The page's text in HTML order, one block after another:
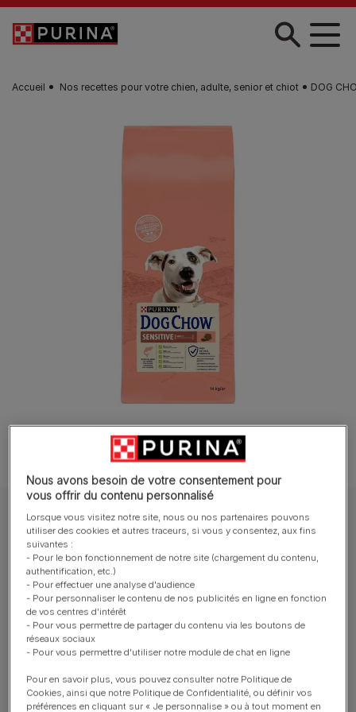
Skip to main content
Accueil Nos recettes pour votre chien, adulte, senior et chiot DOG
DOG CHOW® Chien Croquettes
DOG CHOW® ADULT SENSITIVE - AU
SAUMON
Tailles disponibles​ : 14kg
Alimentation 100% complète et équilibrée adaptée à
votre chien adulte sensible.
Avec des vitamines, du zinc et des acides gras
Omega 3 et 6 pour une bonne santé de la peau et
Nous avons besoin de votre consentement pour
vous offrir du contenu personnalisé
Lorsque vous visitez notre site, nous ou nos partenaires pouvons
utiliser des cookies et autres traceurs, si vous y consentez, aux fins
suivantes :
- Pour le bon fonctionnement de notre site (chargement du contenu,
authentification, etc.)
- Pour effectuer une analyse d'audience
- Pour personnaliser le contenu de nos publicités en ligne en fonction
de vos centres d'intérêt
- Pour vous permettre de partager du contenu via les boutons de
réseaux sociaux
- Pour vous permettre d'utiliser notre module de chat en ligne
Pour en savoir plus, vous pouvez consulter notre Politique de
Cookies, ainsi que notre Politique de Confidentialité, ou définir vos
préférences en cliquant sur « Je personnalise » ou à tout moment en